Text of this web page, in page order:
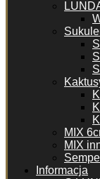
MIX
MIX
Informacja